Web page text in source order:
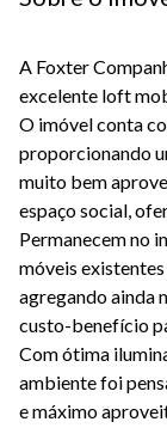
A Foxter
excelente loft
O imóvel conta
proporcionando
muito bem
espaço social,
Permanecem no
móveis
agregando ainda
custo-benefício
Com ótima
ambiente foi
e máximo